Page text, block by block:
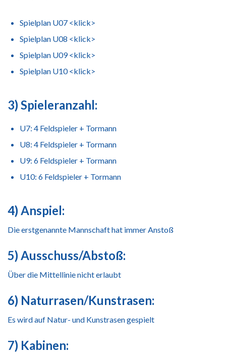
Spielplan U07 <klick>
Spielplan U08 <klick>
Spielplan U09 <klick>
Spielplan U10 <klick>
3) Spieleranzahl:
U7: 4 Feldspieler + Tormann
U8: 4 Feldspieler + Tormann
U9: 6 Feldspieler + Tormann
U10: 6 Feldspieler + Tormann
4) Anspiel:
Die erstgenannte Mannschaft hat immer Anstoß
5) Ausschuss/Abstoß:
Über die Mittellinie nicht erlaubt
6) Naturrasen/Kunstrasen:
Es wird auf Natur- und Kunstrasen gespielt
7) Kabinen: